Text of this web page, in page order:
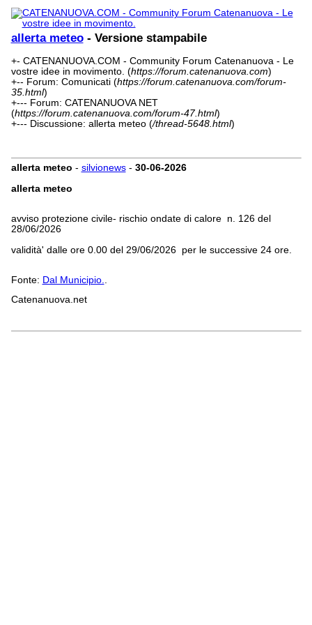
allerta meteo- Versione stampabile
+- CATENANUOVA.COM - Community Forum Catenanuova - Le
vostre idee in movimento. (https://forum.catenanuova.com)
+-- Forum: Comunicati (https://forum.catenanuova.com/forum-
35.html)
+--- Forum: CATENANUOVA NET
(https://forum.catenanuova.com/forum-47.html)
+--- Discussione: allerta meteo (/thread-5648.html)
allerta meteo - silvionews- 30-06-2026
allerta meteo
avviso protezione civile- rischioondate di calore n. 126 del
28/06/2026
validità' dalle ore 0.00 del 29/06/2026 per le successive 24 ore.
Fonte: Dal Municipio..
Catenanuova.net